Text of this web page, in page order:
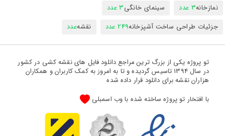
نمازخانه3 عدد سینمای خانگی3 عدد
جزئیات طراحی ساخت آشپزخانه249 عدد نقشهعدد
تو پروژه یکی از بزرگ ترین مراجع دانلود فایل های نقشه کشی در کشور
در سال 1394 تاسیس گردیده و تا به امروز به کمک کاربران و همکاران
هزاران نقشه برای دانلود قرار داده شده
با افتخار تو پروژه ساخته شده با وب اسمبلی